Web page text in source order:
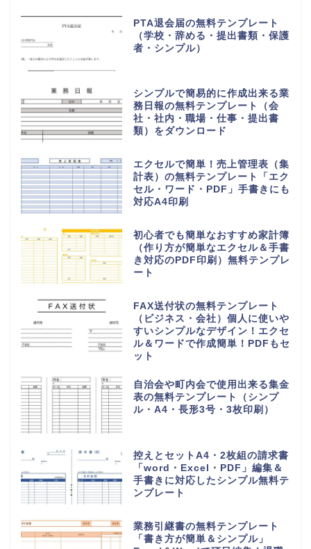
PTA退会届の無料テンプレート
（学校・辞める・提出書類・保護
者・シンプル）
シンプルで簡易的に作成出来る業
務日報の無料テンプレート（会
社・社内・職場・仕事・提出書
類）をダウンロード
エクセルで簡単！売上管理表（集
計表）の無料テンプレート「エク
セル・ワード・PDF」手書きにも
対応A4印刷
初心者でも簡単なおすすめ家計簿
（作り方が簡単なエクセル＆手書
き対応のPDF印刷）無料テンプレ
ート
FAX送付状の無料テンプレート
（ビジネス・会社）個人に使いや
すいシンプルなデザイン！エクセ
ル＆ワードで作成簡単！PDFもセ
ット
自治会や町内会で使用出来る集金
表の無料テンプレート（シンプ
ル・A4・長形3号・3枚印刷）
控えとセットA4・2枚組の請求書
「word・Excel・PDF」編集＆
手書きに対応したシンプル無料テ
ンプレート
業務引継書の無料テンプレート
「書き方が簡単＆シンプル」